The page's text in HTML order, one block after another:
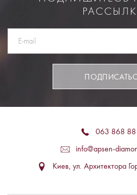
063 868
info@apsen-
Киев, ул. Архитектора